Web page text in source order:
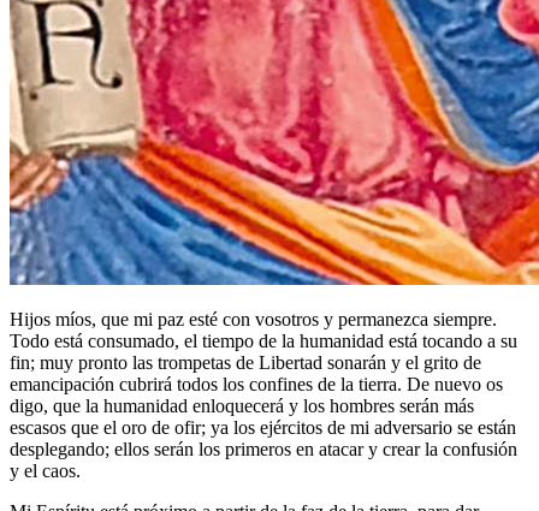
Hijos míos, que mi paz esté con vosotros y permanezca siempre.
Todo está consumado, el tiempo de la humanidad está tocando a su
fin; muy pronto las trompetas de Libertad sonarán y el grito de
emancipación cubrirá todos los confines de la tierra. De nuevo os
digo, que la humanidad enloquecerá y los hombres serán más
escasos que el oro de ofir; ya los ejércitos de mi adversario se están
desplegando; ellos serán los primeros en atacar y crear la confusión
y el caos.